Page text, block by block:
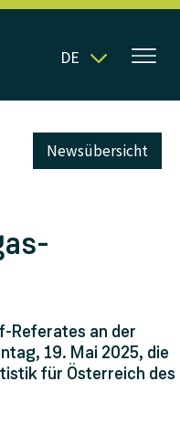
DE
Newsübersicht
Referates an der
19. Mai 2025, die
für Österreich des